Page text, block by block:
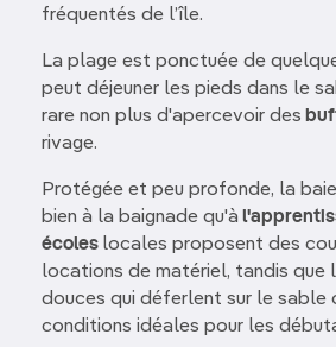
fréquentés de l’île.
La plage est ponctuée de
peut déjeuner les pieds dans le
rare non plus d'apercevoir des
rivage.
Protégée et peu profonde, la
bien à la baignade qu'à
écoles locales proposent des
locations de matériel, tandis que
douces qui déferlent sur le sable
conditions idéales pour les